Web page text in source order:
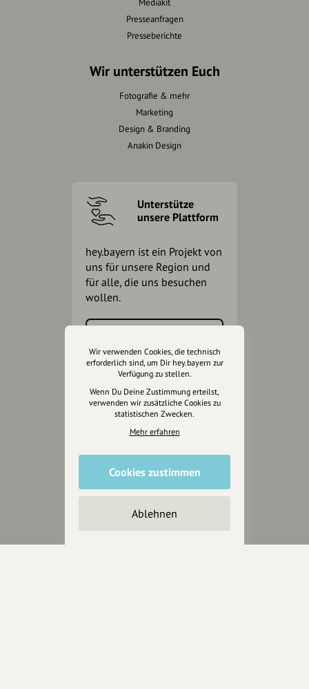
Presseanfragen
Presseberichte
Wir unterstützen Euch
Fotografie & mehr
Marketing
Design & Branding
Anakin Design
Unterstütze
unsere Plattform
hey.bayern ist ein Projekt von
uns für unsere Region und
für alle, die uns besuchen
wollen.
Jetzt unterstützen
Spendenquittung ausstellen.
Wir verwenden Cookies, die technisch
erforderlich sind, um Dir hey.bayern zur
Verfügung zu stellen.
Wenn Du Deine Zustimmung erteilst,
verwenden wir zusätzliche Cookies zu
statistischen Zwecken.
Mehr erfahren
Cookies zustimmen
Ablehnen